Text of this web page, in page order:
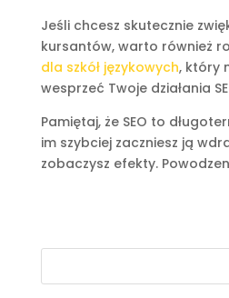
Jeśli chcesz skutecznie
kursantów, warto również
dla szkół językowych, który
wesprzeć Twoje działania
Pamiętaj, że SEO to
im szybciej zaczniesz ją
zobaczysz efekty.